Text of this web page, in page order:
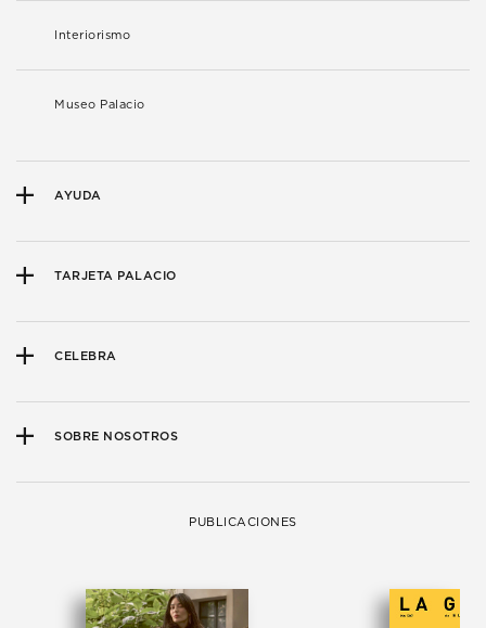
Interiorismo
Museo Palacio
AYUDA
TARJETA PALACIO
CELEBRA
SOBRE NOSOTROS
PUBLICACIONES